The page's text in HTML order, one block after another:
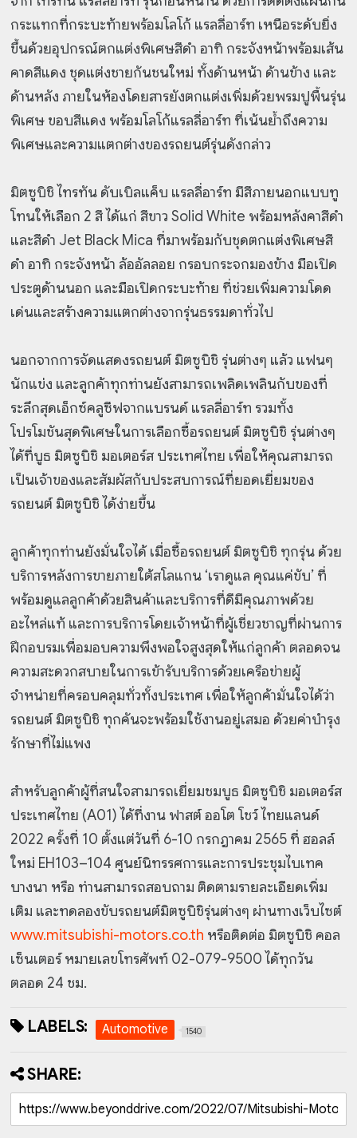
กระแทกที่กระบะท้ายพร้อมโลโก้ แรลลี่อาร์ท เหนือระดับยิ่ง
ขึ้นด้วยอุปกรณ์ตกแต่งพิเศษสีดำ อาทิ กระจังหน้าพร้อมเส้น
คาดสีแดง ชุดแต่งชายกันชนใหม่ ทั้งด้านหน้า ด้านข้าง และ
ด้านหลัง ภายในห้องโดยสารยังตกแต่งเพิ่มด้วยพรมปูพื้นรุ่น
พิเศษ ขอบสีแดง พร้อมโลโก้แรลลี่อาร์ท ที่เน้นย้ำถึงความ
พิเศษและความแตกต่างของรถยนต์รุ่นดังกล่าว
มิตซูบิชิ ไทรทัน ดับเบิลแค็บ แรลลี่อาร์ท มีสีภายนอกแบบทู
โทนให้เลือก 2 สี ได้แก่ สีขาว Solid White พร้อมหลังคาสีดำ
และสีดำ Jet Black Mica ที่มาพร้อมกับชุดตกแต่งพิเศษสี
ดำ อาทิ กระจังหน้า ล้ออัลลอย กรอบกระจกมองข้าง มือเปิด
ประตูด้านนอก และมือเปิดกระบะท้าย ที่ช่วยเพิ่มความโดด
เด่นและสร้างความแตกต่างจากรุ่นธรรมดาทั่วไป
นอกจากการจัดแสดงรถยนต์ มิตซูบิชิ รุ่นต่างๆ แล้ว แฟนๆ
นักแข่ง และลูกค้าทุกท่านยังสามารถเพลิดเพลินกับของที่
ระลึกสุดเอ็กซ์คลูซีฟจากแบรนด์ แรลลี่อาร์ท รวมทั้ง
โปรโมชันสุดพิเศษในการเลือกซื้อรถยนต์ มิตซูบิชิ รุ่นต่างๆ
ได้ที่บูธ มิตซูบิชิ มอเตอร์ส ประเทศไทย เพื่อให้คุณสามารถ
เป็นเจ้าของและสัมผัสกับประสบการณ์ที่ยอดเยี่ยมของ
รถยนต์ มิตซูบิชิ ได้ง่ายขึ้น
ลูกค้าทุกท่านยังมั่นใจได้ เมื่อซื้อรถยนต์ มิตซูบิชิ ทุกรุ่น ด้วย
บริการหลังการขายภายใต้สโลแกน ‘เราดูแล คุณแค่ขับ’ ที่
พร้อมดูแลลูกค้าด้วยสินค้าและบริการที่ดีมีคุณภาพด้วย
อะไหล่แท้ และการบริการโดยเจ้าหน้าที่ผู้เชี่ยวชาญที่ผ่านการ
ฝึกอบรมเพื่อมอบความพึงพอใจสูงสุดให้แก่ลูกค้า ตลอดจน
ความสะดวกสบายในการเข้ารับบริการด้วยเครือข่ายผู้
จำหน่ายที่ครอบคลุมทั่วทั้งประเทศ เพื่อให้ลูกค้ามั่นใจได้ว่า
รถยนต์ มิตซูบิชิ ทุกคันจะพร้อมใช้งานอยู่เสมอ ด้วยค่าบำรุง
รักษาที่ไม่แพง
สำหรับลูกค้าผู้ที่สนใจสามารถเยี่ยมชมบูธ มิตซูบิชิ มอเตอร์ส
ประเทศไทย (A01) ได้ที่งาน ฟาสต์ ออโต โชว์ ไทยแลนด์
2022 ครั้งที่ 10 ตั้งแต่วันที่ 6-10 กรกฎาคม 2565 ที่ ฮอลล์
ใหม่ EH103–104 ศูนย์นิทรรศการและการประชุมไบเทค
บางนา หรือ ท่านสามารถสอบถาม ติดตามรายละเอียดเพิ่ม
เติม และทดลองขับรถยนต์มิตซูบิชิรุ่นต่างๆ ผ่านทางเว็บไซต์
www.mitsubishi-motors.co.th หรือติดต่อ มิตซูบิชิ คอล
เซ็นเตอร์ หมายเลขโทรศัพท์ 02-079-9500 ได้ทุกวัน
ตลอด 24 ชม.
LABELS: Automotive 1540
SHARE: